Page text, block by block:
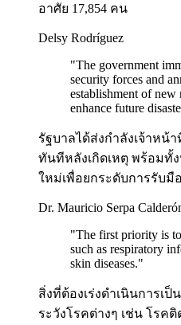
อาศัย 17,854 คน
Delsy Rodríguez
"The government
security forces and
establishment of
enhance future
รัฐบาลได้ส่งกำลังเจ้าหน้
ทันทีหลังเกิดเหตุ พร้อมทั้
ใหม่เพื่อยกระดับการรับ
Dr. Mauricio Serpa
"The first priority is
such as respiratory
skin diseases."
สิ่งที่ต้องเร่งดำเนินการเ
ระวังโรคต่างๆ เช่น โรค